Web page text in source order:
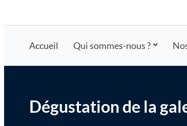
Accueil Qui sommes-nous ?
Dégustation de la